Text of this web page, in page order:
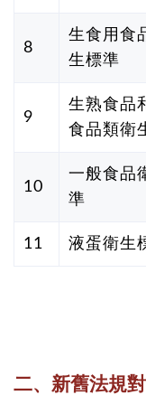
8
生食用食
生標準
9
生熟食品
食品類衛
10
一般食品
準
11 液蛋衛生
二、新舊法規